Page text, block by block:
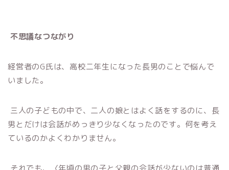
不思議なつながり
経営者のG氏は、高校二年生になった長男のことで悩んで
いました。
三人の子どもの中で、二人の娘とはよく話をするのに、長
男とだけは会話がめっきり少なくなったのです。何を考え
ているのかよくわかりません。